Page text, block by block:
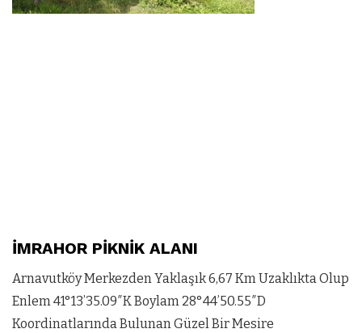
İMRAHOR PİKNİK ALANI
Arnavutköy Merkezden Yaklaşık 6,67 Km Uzaklıkta Olup
Enlem 41°13’35.09″K Boylam 28°44’50.55″D
Koordinatlarında Bulunan Güzel Bir Mesire